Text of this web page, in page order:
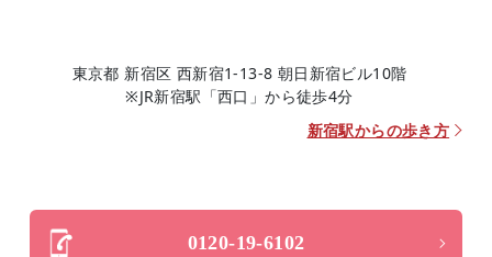
東京都 新宿区 西新宿1-13-8 朝日新宿ビル10階
※JR新宿駅「西口」から徒歩4分
新宿駅からの歩き方
0120-19-6102